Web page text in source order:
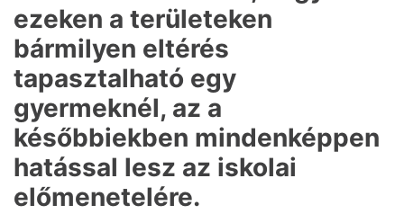
ezeken a területeken
bármilyen eltérés
tapasztalható egy
gyermeknél, az a
későbbiekben mindenképpen
hatással lesz az iskolai
előmenetelére.